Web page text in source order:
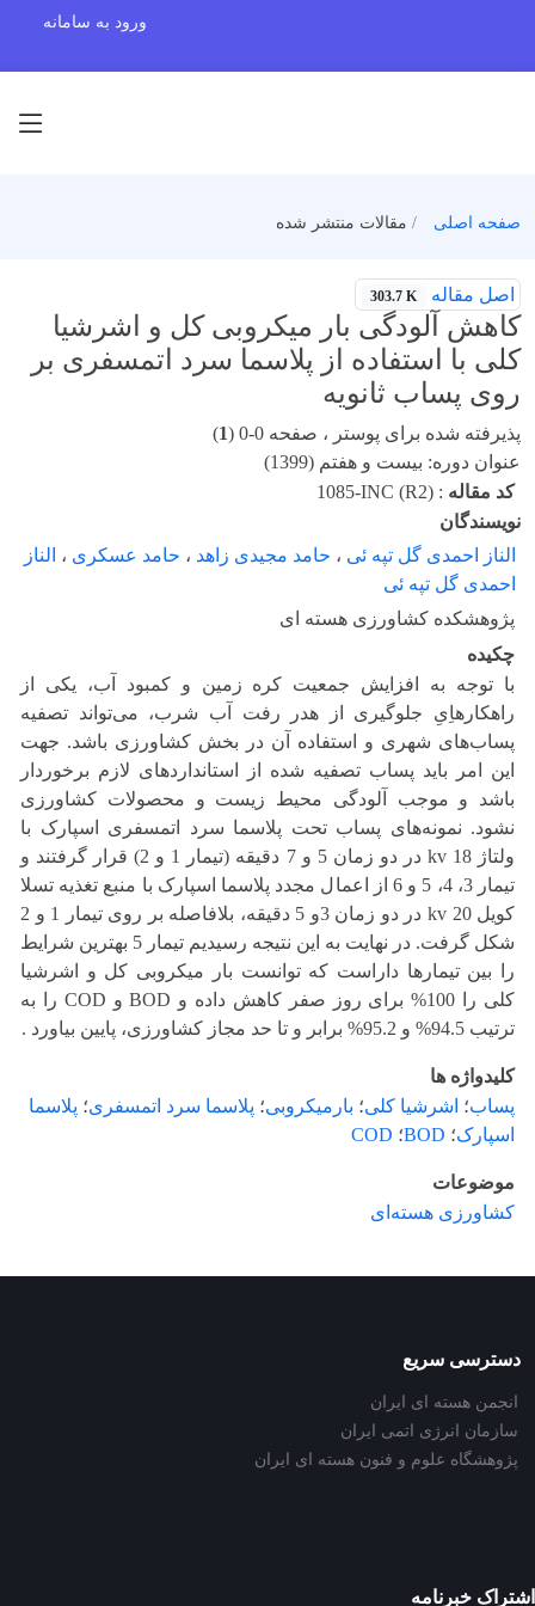
ورود به سامانه
صفحه اصلی مقالات منتشر شده
اصل مقاله 303.7 K
کاهش آلودگی بار میکروبی کل و اشرشیا
کلی با استفاده از پلاسما سرد اتمسفری بر
روی پساب ثانویه
پذیرفته شده برای پوستر ، صفحه 0-0 ( 1
)
عنوان دوره: بیست و هفتم (1399)
کد مقاله :
1085-INC (R2)
نویسندگان
الناز احمدی گل تپه ئی ، حامد مجیدی زاهد ، حامد عسکری ، الناز
احمدی گل تپه ئی
پژوهشکده کشاورزی هسته ای
چکیده
با توجه به افزایش جمعیت کره زمین و کمبود آب، یکی از
راهکارهاِیِ جلوگیری از هدر رفت آب شرب، می‌تواند تصفیه
پساب‌های شهری و استفاده آن در بخش کشاورزی باشد. جهت
این امر باید پساب تصفیه شده از استانداردهای لازم برخوردار
باشد و موجب آلودگی محیط زیست و محصولات کشاورزی
نشود. نمونه‌های پساب تحت پلاسما سرد اتمسفری اسپارک با
ولتاژ kv 18 در دو زمان 5 و 7 دقیقه (تیمار 1 و 2) قرار گرفتند و
تیمار 3، 4، 5 و 6 از اعمال مجدد پلاسما اسپارک با منبع تغذیه تسلا
کویل kv 20 در دو زمان 3و 5 دقیقه، بلافاصله بر روی تیمار 1 و 2
شکل گرفت. در نهایت به این نتیجه رسیدیم تیمار 5 بهترین شرایط
را بین تیمارها داراست که توانست بار میکروبی کل و اشرشیا
کلی را 100% برای روز صفر کاهش داده و BOD و COD را به
ترتیب 94.5% و 95.2% برابر و تا حد مجاز کشاورزی، پایین بیاورد .
کلیدواژه ها
پساب؛ اشرشیا کلی؛ بارمیکروبی؛ پلاسما سرد اتمسفری؛ پلاسما
اسپارک؛ BOD؛ COD
موضوعات
کشاورزی هسته‌ای
دسترسی سریع
انجمن هسته ای ایران
سازمان انرژی اتمی ایران
پژوهشگاه علوم و فنون هسته ای ایران
اشتراک خبرنامه